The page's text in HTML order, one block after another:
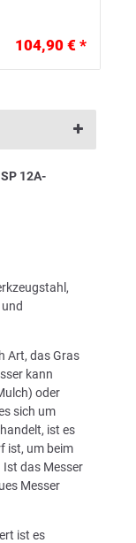
104,90 € *
12A-
Art, das Gras
kann
oder
sich um
ist es
ist, um beim
Ist das Messer
Messer
ist es